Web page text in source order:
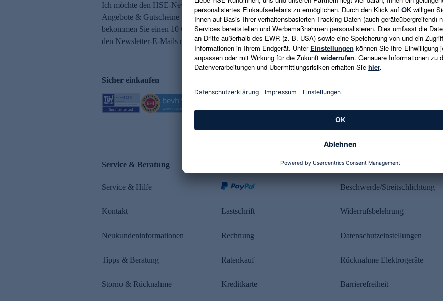
Ich möchte den HSE-Newsletter abonnieren und aktuelle Trends,
Angebote & Gutscheine per E-Mail erhalten. Als Dankeschön
bekommen Sie einen 10 € Gutschein. Eine Abmeldung ist jederzeit in
den Newsletter-E-Mails möglich.
E-Mail-Adresse eingeben
Es gelten die Datenschutzrichtlinien
Sicher einkaufen
Service & Beratung
Service & Hilfe
Kontakt
Neukundeninformationen
Tipps & Beratung
Storno & Rücknahme
Lastschrift
Rechnung
Ratenkauf
Kreditkarte
Rechtliches
Beschwerde/Streitschlichtung
Widerrufsbelehrung
Datenschutzeinstellungen
Rücknahme Elektrogeräte
Barrierefreiheit